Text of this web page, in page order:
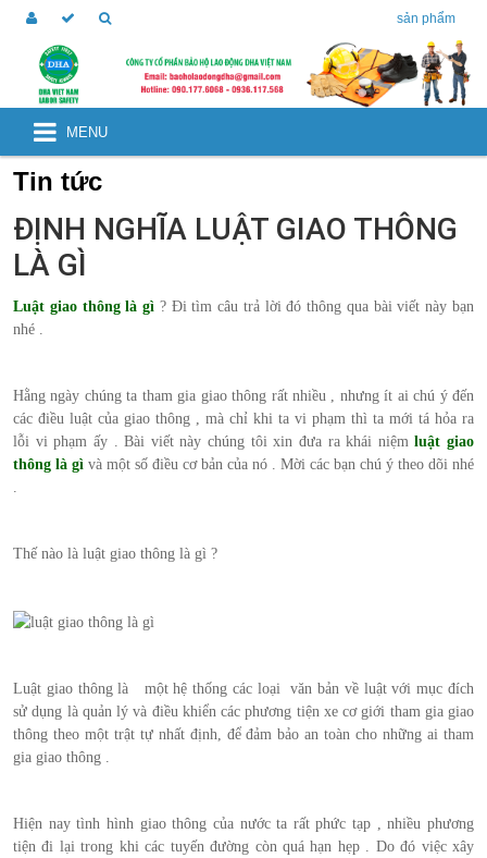
sản phẩm
MENU
Tin tức
ĐỊNH NGHĨA LUẬT GIAO THÔNG
LÀ GÌ
Luật giao thông là gì ? Đi tìm câu trả lời đó thông qua bài viết này bạn
nhé .
Hằng ngày chúng ta tham gia giao thông rất nhiều , nhưng ít ai chú ý đến
các điều luật của giao thông , mà chỉ khi ta vi phạm thì ta mới tá hỏa ra
lỗi vi phạm ấy . Bài viết này chúng tôi xin đưa ra khái niệmluật giao
thông là gì và một số điều cơ bản của nó . Mời các bạn chú ý theo dõi nhé
.
Thế nào là luật giao thông là gì ?
Luật giao thông là một hệ thống các loại văn bản về luật với mục đích
sử dụng là quản lý và điều khiển các phương tiện xe cơ giới tham gia giao
thông theo một trật tự nhất định, để đảm bảo an toàn cho những ai tham
gia giao thông .
Hiện nay tình hình giao thông của nước ta rất phức tạp , nhiều phương
tiện đi lại trong khi các tuyến đường còn quá hạn hẹp . Do đó việc xây